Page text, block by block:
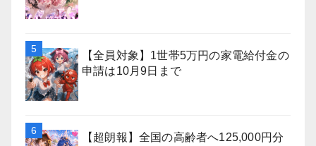
【全員対象】1世帯5万円の家電給付金の
申請は10月9日まで
【超朗報】全国の高齢者へ125,000円分